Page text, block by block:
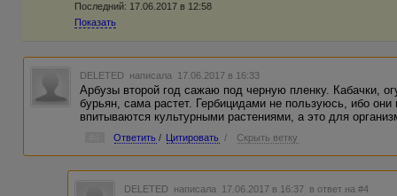
Последний: 17.06.2017 в 12:58
Показать
DELETED написала 17.06.2017 в 16:33
Арбузы второй год сажаю под черную пленку. Кабачки,
бурьян, сама растет. Гербицидами не пользуюсь, ибо они
впитываются культурными растениями, а это для
Ответить / Цитировать / Скрыть ветку
DELETED написала 17.06.2017 в 16:37 в ответ на #4